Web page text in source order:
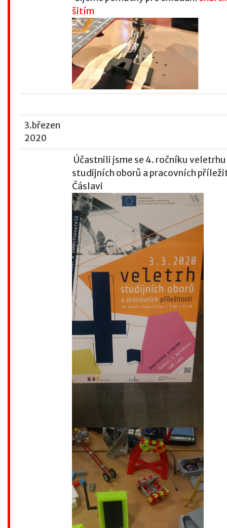
šitím
3.březen
2020
Účastnili jsme se 4. ročníku veletrhu
studijních oborů a pracovních
Čáslavi